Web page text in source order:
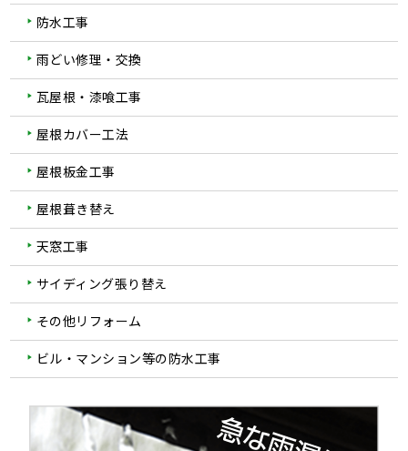
防水工事
雨どい修理・交換
瓦屋根・漆喰工事
屋根カバー工法
屋根板金工事
屋根葺き替え
天窓工事
サイディング張り替え
その他リフォーム
ビル・マンション等の防水工事